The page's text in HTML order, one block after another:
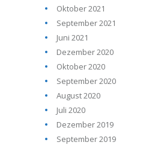
Oktober 2021
September 2021
Juni 2021
Dezember 2020
Oktober 2020
September 2020
August 2020
Juli 2020
Dezember 2019
September 2019